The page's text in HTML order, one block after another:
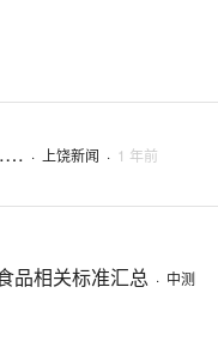
· 上饶新闻 · 1 年前
品相关标准汇总 · 中测